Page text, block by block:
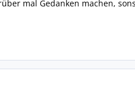
mal Gedanken machen,